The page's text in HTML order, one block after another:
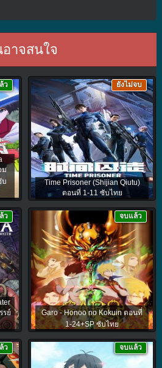
าจสนใจ
ม
บ
ว
Time Prisoner (Shijian Qiutu)
ตอนที่ 1-11 ซับไทย
ยังไม่จบ
ย์
ว
Garo - Honoo no Kokuin ตอนที่
1-24+SP ซับไทย
จบแล้ว
ว จบแล้ว